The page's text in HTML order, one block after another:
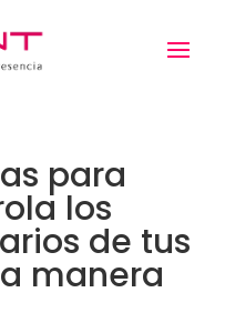
para
los
de tus
manera